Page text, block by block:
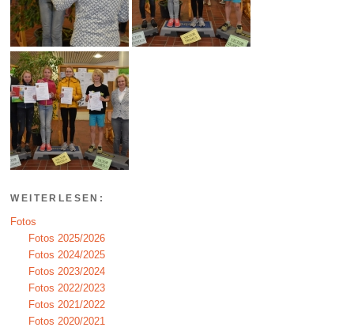
WEITERLESEN:
Fotos
Fotos 2025/2026
Fotos 2024/2025
Fotos 2023/2024
Fotos 2022/2023
Fotos 2021/2022
Fotos 2020/2021